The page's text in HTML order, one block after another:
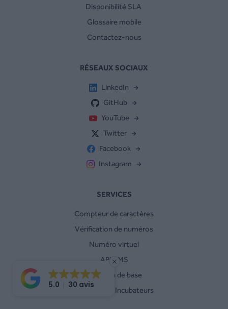
Disponibilité SLA
Glossaire mobile
Contactez-nous
RÉSEAUX SOCIAUX
LinkedIn
GitHub
YouTube
Twitter
Facebook
Instagram
SERVICES
Compteur de caractères
Vérification de numéros
Numéro virtuel
API SMS
Location de base
Programme Incubateurs
5.0 30 avis